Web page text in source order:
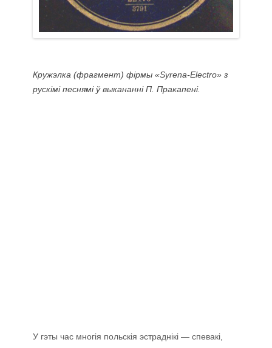
Кружэлка (фрагмент) фірмы «Syrena-Electro» з
рускімі песнямі ў выкананні П. Пракапені.
У гэты час многія польскія эстраднікі — спевакі,